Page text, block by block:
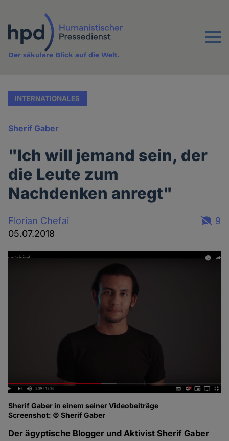
Inhalt
Menu
Der säkulare Blick auf die Welt.
INTERNATIONALES
Sherif Gaber
"Ich will jemand sein, der
die Leute zum
Nachdenken anregt"
Florian Chefai
05.07.2018
9
Sherif Gaber in einem seiner Videobeiträge
Screenshot: © Sherif Gaber
Der ägyptische Blogger und Aktivist Sherif Gaber